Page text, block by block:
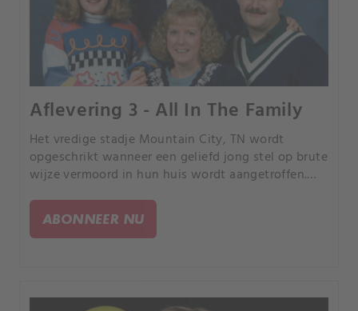
Aflevering 3 - All In The Family
Het vredige stadje Mountain City, TN wordt
opgeschrikt wanneer een geliefd jong stel op brute
wijze vermoord in hun huis wordt aangetroffen.
ze een familie vol sinistere geheimen en leugens.
ABONNEER NU